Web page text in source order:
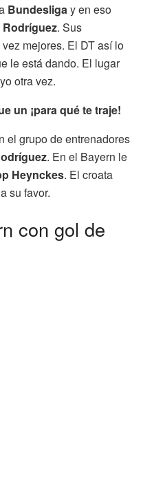
Bundesliga y en eso
Rodríguez. Sus
mejores. El DT así lo
le está dando. El lugar
otra vez.
un ¡para qué te traje!
el grupo de entrenadores
. En el Bayern le
Heynckes. El croata
su favor.
con gol de